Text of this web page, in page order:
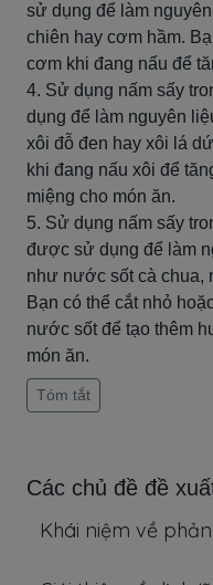
sử dụng để làm
chiên hay cơm hầm.
cơm khi đang nấu để
4. Sử dụng nấm sấy
dụng để làm nguyên
xôi đỗ đen hay xôi lá
khi đang nấu xôi để
miệng cho món ăn.
5. Sử dụng nấm sấy
được sử dụng để làm
như nước sốt cà chua,
Bạn có thể cắt nhỏ
nước sốt để tạo thêm
món ăn.
Tóm tắt
Các chủ đề đề
Khái niệm về